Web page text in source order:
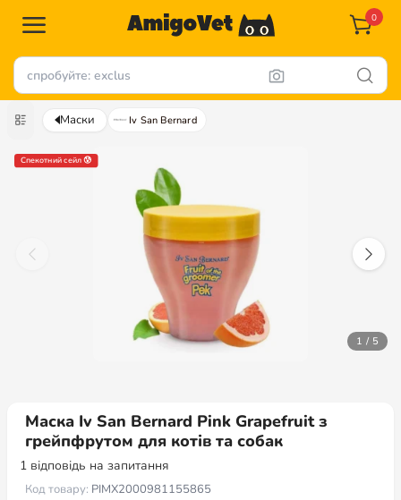
0
Маски Iv San Bernard
Спекотний сейл 😰
1 / 5
Маска Iv San Bernard Pink Grapefruit з
грейпфрутом для котів та собак
1 відповідь на запитання
Код товару: PIMX2000981155865